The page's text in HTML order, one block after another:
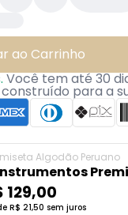
ao Carrinho
Você tem até 30
para a
Algodão Peruano
129,00
R$ 21,50 sem juros